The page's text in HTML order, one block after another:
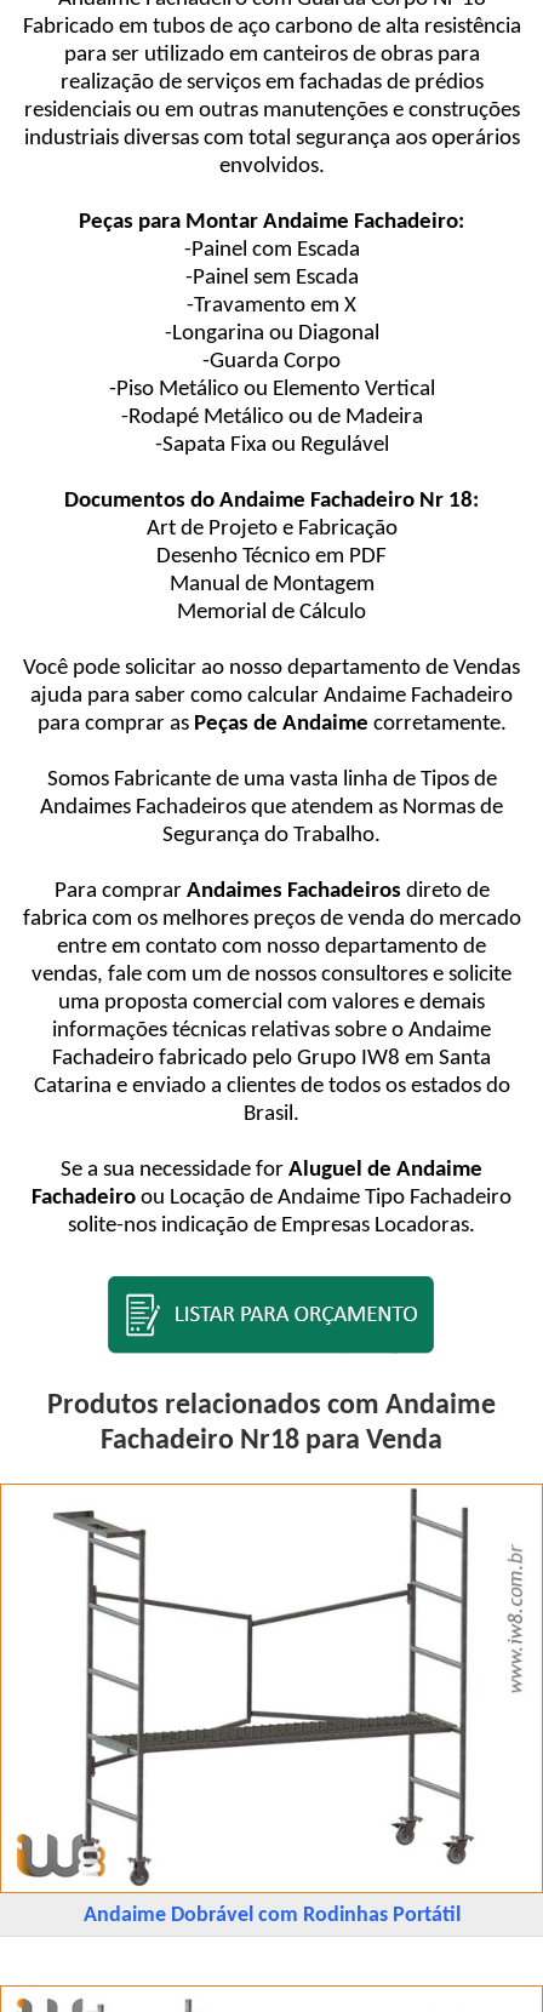
Fabricado em tubos de aço carbono de alta resistência
para ser utilizado em canteiros de obras para
realização de serviços em fachadas de prédios
residenciais ou em outras manutenções e construções
industriais diversas com total segurança aos operários
envolvidos.
Peças para Montar Andaime Fachadeiro:
-Painel com Escada
-Painel sem Escada
-Travamento em X
-Longarina ou Diagonal
-Guarda Corpo
-Piso Metálico ou Elemento Vertical
-Rodapé Metálico ou de Madeira
-Sapata Fixa ou Regulável
Documentos do Andaime Fachadeiro Nr 18:
Art de Projeto e Fabricação
Desenho Técnico em PDF
Manual de Montagem
Memorial de Cálculo
Você pode solicitar ao nosso departamento de Vendas
ajuda para saber como calcular Andaime Fachadeiro
para comprar as Peças de Andaime corretamente.
Somos Fabricante de uma vasta linha de Tipos de
Andaimes Fachadeiros que atendem as Normas de
Segurança do Trabalho.
Para comprar Andaimes Fachadeiros direto de
fabrica com os melhores preços de venda do mercado
entre em contato com nosso departamento de
vendas, fale com um de nossos consultores e solicite
uma proposta comercial com valores e demais
informações técnicas relativas sobre o Andaime
Fachadeiro fabricado pelo Grupo IW8 em Santa
Catarina e enviado a clientes de todos os estados do
Brasil.
Se a sua necessidade for Aluguel de Andaime
Fachadeiro ou Locação de Andaime Tipo Fachadeiro
solite-nos indicação de Empresas Locadoras.
Produtos relacionados com Andaime
Fachadeiro Nr18 para Venda
Andaime Dobrável com Rodinhas Portátil